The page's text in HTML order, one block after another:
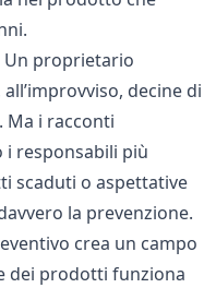
proprietario
decine di
i racconti
responsabili più
scaduti o aspettative
la prevenzione.
crea un campo
dei prodotti funziona